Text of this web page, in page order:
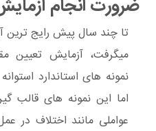
ضرورت انجام
تا چند سال پیش رایج ترین
میگرفت، آزمایش تعیین
نمونه های استاندارد
اما این نمونه های قالب
عواملی مانند اختلاف در